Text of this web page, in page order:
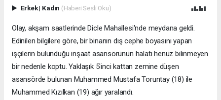
Erkek| Kadın (Haberi Sesli Oku)
Olay, akşam saatlerinde Dicle Mahallesi'nde meydana geldi.
Edinilen bilgilere göre, bir binanın dış cephe boyasını yapan
işçilerin bulunduğu inşaat asansörünün halatı henüz bilinmeyen
bir nedenle koptu. Yaklaşık 5'inci kattan zemine düşen
asansörde bulunan Muhammed Mustafa Toruntay (18) ile
Muhammed Kızılkan (19) ağır yaralandı.